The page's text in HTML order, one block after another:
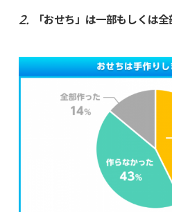
「おせち」は一部もしくは